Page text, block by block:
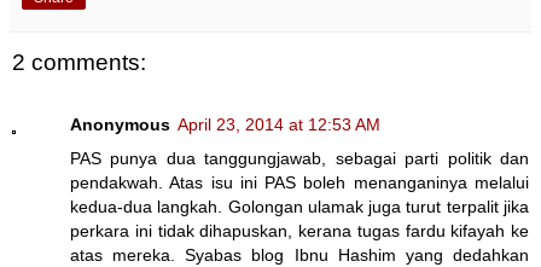
2 comments:
Anonymous April 23, 2014 at 12:53 AM
PAS punya dua tanggungjawab, sebagai parti politik dan
pendakwah. Atas isu ini PAS boleh menanganinya melalui
kedua-dua langkah. Golongan ulamak juga turut terpalit jika
perkara ini tidak dihapuskan, kerana tugas fardu kifayah ke
atas mereka. Syabas blog Ibnu Hashim yang dedahkan